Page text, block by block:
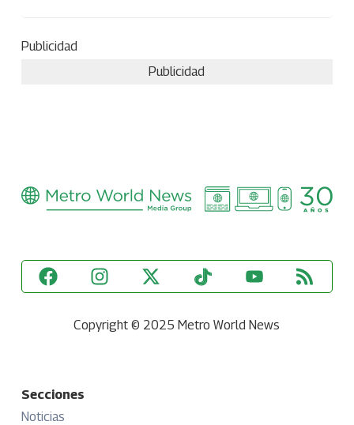
Publicidad
Publicidad
Copyright © 2025 Metro World News
Secciones
Noticias